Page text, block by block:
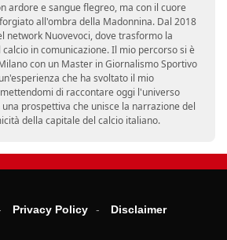
ardore e sangue flegreo, ma con il cuore
all'ombra della Madonnina. Dal 2018
network Nuovevoci, dove trasformo la
calcio in comunicazione. Il mio percorso si è
con un Master in Giornalismo Sportivo
che ha svoltato il mio
di raccontare oggi l'universo
prospettiva che unisce la narrazione del
della capitale del calcio italiano.
Privacy Policy Disclaimer